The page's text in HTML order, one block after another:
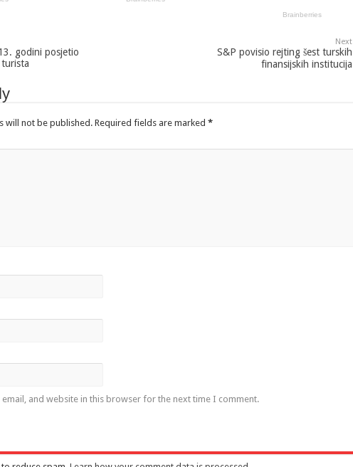
godini posjetio
Next
S&P povisio rejting šest turskih
finansijskih institucija
will not be published. Required fields are marked *
email, and website in this browser for the next time I comment.